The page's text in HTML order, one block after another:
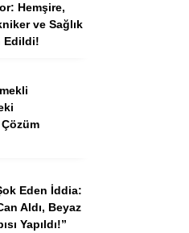
Hemşire,
ve Sağlık
Edildi!
Eden İddia:
Aldı, Beyaz
Yapıldı!”